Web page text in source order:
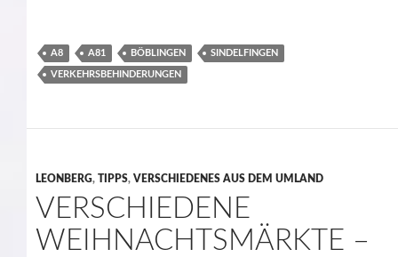
A8 A81 BÖBLINGEN SINDELFINGEN
VERKEHRSBEHINDERUNGEN
LEONBERG, TIPPS, VERSCHIEDENES AUS DEM UMLAND
VERSCHIEDENE
WEIHNACHTSMÄRKTE –